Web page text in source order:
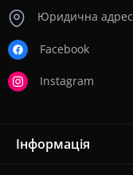
Юридична
Facebook
Instagram
Інформація